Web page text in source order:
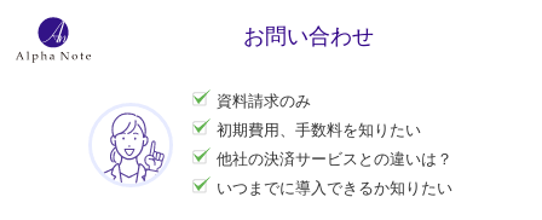
お問い合わせ
資料請求のみ
初期費用、手数料を知りたい
他社の決済サービスとの違いは？
いつまでに導入できるか知りたい